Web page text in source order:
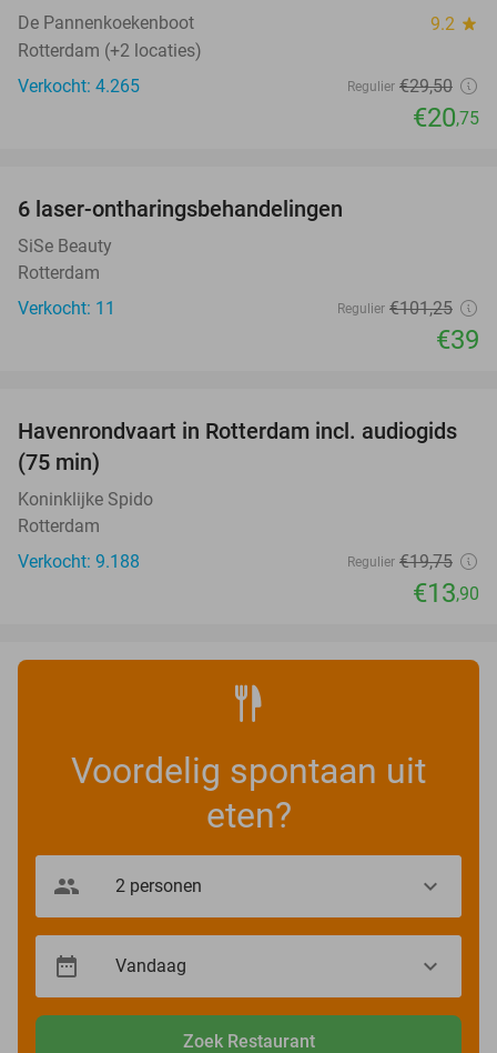
De Pannenkoekenboot 9.2 star
Rotterdam (+2 locaties)
Verkocht: 4.265
Regulier €29,50
€20,75
6 laser-ontharingsbehandelingen
SiSe Beauty
Rotterdam
Verkocht: 11
Regulier €101,25
€39
30%
Havenrondvaart in Rotterdam incl. audiogids
(75 min)
Koninklijke Spido
Rotterdam
Verkocht: 9.188
Regulier €19,75
€13,90
Voordelig spontaan uit
eten?
Zoek Restaurant